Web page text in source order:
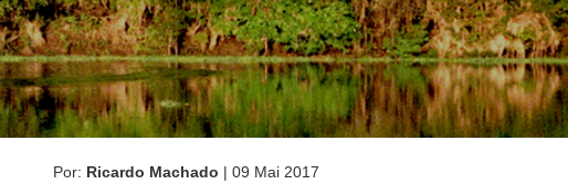
Por: Ricardo Machado | 09 Mai 2017